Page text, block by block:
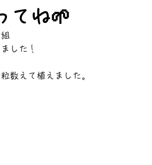
てね🌱
した！
数えて植えました。